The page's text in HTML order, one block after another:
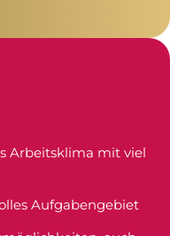
Arbeitsklima mit viel
Aufgabengebiet